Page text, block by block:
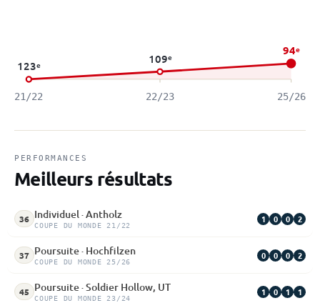
123e
21/22
109e
22/23
94e
25/26
PERFORMANCES
Meilleurs résultats
36 Individuel · Antholz
COUPE DU MONDE 21/22
1 0 0 2
37 Poursuite · Hochfilzen
COUPE DU MONDE 25/26
0 0 0 2
45 Poursuite · Soldier Hollow, UT
COUPE DU MONDE 23/24
1 0 1 1